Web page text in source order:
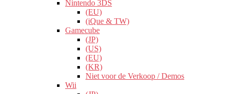
Nintendo 3DS
(EU)
(iQue & TW)
Gamecube
(JP)
(US)
(EU)
(KR)
Niet voor de Verkoop / Demos
Wii